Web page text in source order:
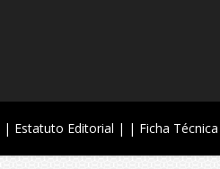
| Estatuto Editorial | | Ficha